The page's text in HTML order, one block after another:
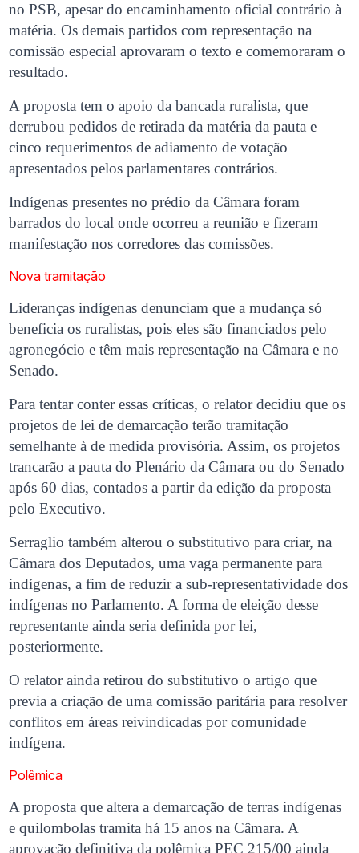
no PSB, apesar do encaminhamento oficial contrário à
matéria. Os demais partidos com representação na
comissão especial aprovaram o texto e comemoraram o
resultado.
A proposta tem o apoio da bancada ruralista, que
derrubou pedidos de retirada da matéria da pauta e
cinco requerimentos de adiamento de votação
apresentados pelos parlamentares contrários.
Indígenas presentes no prédio da Câmara foram
barrados do local onde ocorreu a reunião e fizeram
manifestação nos corredores das comissões.
Nova tramitação
Lideranças indígenas denunciam que a mudança só
beneficia os ruralistas, pois eles são financiados pelo
agronegócio e têm mais representação na Câmara e no
Senado.
Para tentar conter essas críticas, o relator decidiu que os
projetos de lei de demarcação terão tramitação
semelhante à de medida provisória. Assim, os projetos
trancarão a pauta do Plenário da Câmara ou do Senado
após 60 dias, contados a partir da edição da proposta
pelo Executivo.
Serraglio também alterou o substitutivo para criar, na
Câmara dos Deputados, uma vaga permanente para
indígenas, a fim de reduzir a sub-representatividade dos
indígenas no Parlamento. A forma de eleição desse
representante ainda seria definida por lei,
posteriormente.
O relator ainda retirou do substitutivo o artigo que
previa a criação de uma comissão paritária para resolver
conflitos em áreas reivindicadas por comunidade
indígena.
Polêmica
A proposta que altera a demarcação de terras indígenas
e quilombolas tramita há 15 anos na Câmara. A
aprovação definitiva da polêmica PEC 215/00 ainda